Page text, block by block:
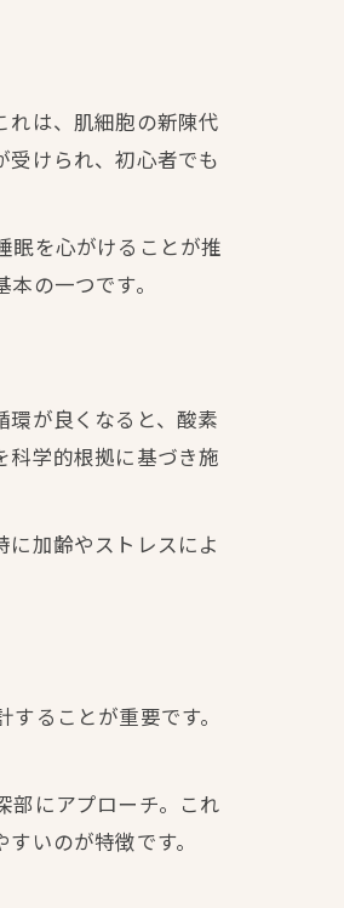
れは、肌細胞の新陳代
けられ、初心者でも
眠を心がけることが推
の一つです。
が良くなると、酸素
科学的根拠に基づき施
加齢やストレスによ
ることが重要です。
部にアプローチ。これ
いのが特徴です。